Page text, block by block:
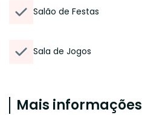
Salão de Festas
Sala de Jogos
Mais informações